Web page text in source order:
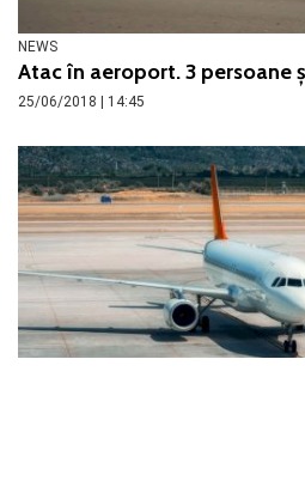
NEWS
Atac în aeroport. 3 persoane
25/06/2018 | 14:45